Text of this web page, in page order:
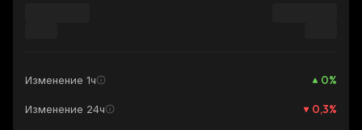
Изменение 1ч 0%
Изменение 24ч 0,3%